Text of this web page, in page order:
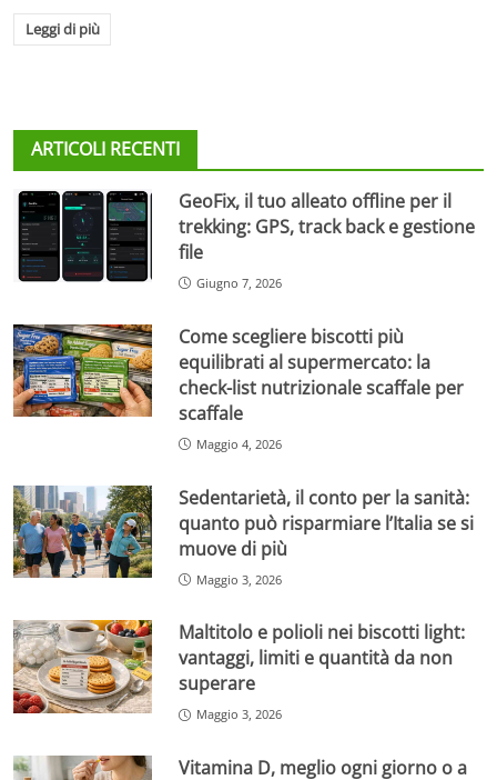
Leggi di più
ARTICOLI RECENTI
GeoFix, il tuo alleato offline per il
trekking: GPS, track back e gestione
file
Giugno 7, 2026
Come scegliere biscotti più
equilibrati al supermercato: la
check-list nutrizionale scaffale per
scaffale
Maggio 4, 2026
Sedentarietà, il conto per la sanità:
quanto può risparmiare l’Italia se si
muove di più
Maggio 3, 2026
Maltitolo e polioli nei biscotti light:
vantaggi, limiti e quantità da non
superare
Maggio 3, 2026
Vitamina D, meglio ogni giorno o a